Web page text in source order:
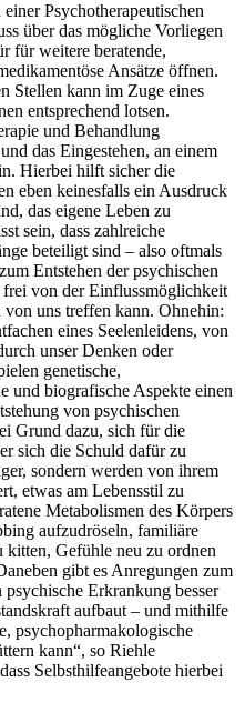
Psychotherapeutischen
über das mögliche Vorliegen
für weitere beratende,
Ansätze öffnen.
Stellen kann im Zuge eines
entsprechend lotsen.
und Behandlung
das Eingestehen, an einem
Hierbei hilft sicher die
eben keinesfalls ein Ausdruck
das eigene Leben zu
sein, dass zahlreiche
beteiligt sind – also oftmals
Entstehen der psychischen
von der Einflussmöglichkeit
von uns treffen kann. Ohnehin:
eines Seelenleidens, von
unser Denken oder
genetische,
und biografische Aspekte einen
von psychischen
Grund dazu, sich für die
sich die Schuld dafür zu
sondern werden von ihrem
etwas am Lebensstil zu
Metabolismen des Körpers
aufzudröseln, familiäre
Gefühle neu zu ordnen
gibt es Anregungen zum
Erkrankung besser
aufbaut – und mithilfe
psychopharmakologische
kann“, so Riehle
Selbsthilfeangebote hierbei